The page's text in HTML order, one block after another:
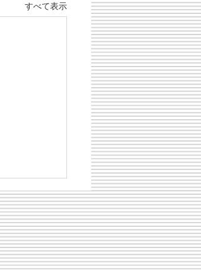
すべて表示